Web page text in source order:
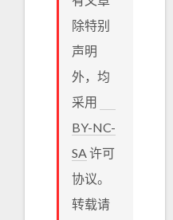
除特别
声明
外，均
采用
BY-NC-
SA 许可
协议。
转载请